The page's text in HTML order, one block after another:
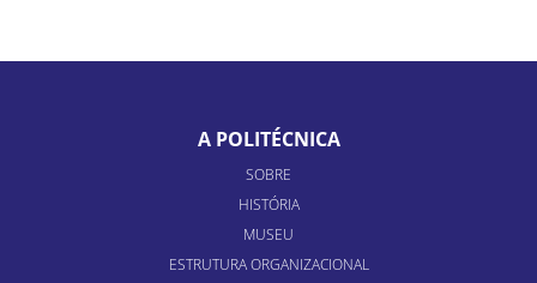
A POLITÉCNICA
SOBRE
HISTÓRIA
MUSEU
ESTRUTURA ORGANIZACIONAL